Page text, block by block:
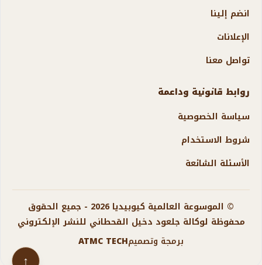
انضم إلينا
الإعلانات
تواصل معنا
روابط قانونية وداعمة
سياسة الخصوصية
شروط الاستخدام
الأسئلة الشائعة
© الموسوعة العالمية كيوبيديا 2026 - جميع الحقوق
محفوظة لوكالة جلعود دخيل القحطاني للنشر الإلكتروني
برمجة وتصميمATMC TECH